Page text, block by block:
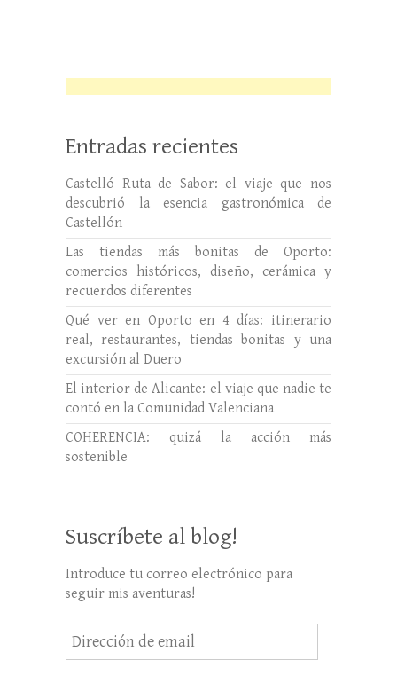
Entradas recientes
Castelló Ruta de Sabor: el viaje que nos
descubrió la esencia gastronómica de
Castellón
Las tiendas más bonitas de Oporto:
comercios históricos, diseño, cerámica y
recuerdos diferentes
Qué ver en Oporto en 4 días: itinerario
real, restaurantes, tiendas bonitas y una
excursión al Duero
El interior de Alicante: el viaje que nadie te
contó en la Comunidad Valenciana
COHERENCIA: quizá la acción más
sostenible
Suscríbete al blog!
Introduce tu correo electrónico para
seguir mis aventuras!
Dirección
de